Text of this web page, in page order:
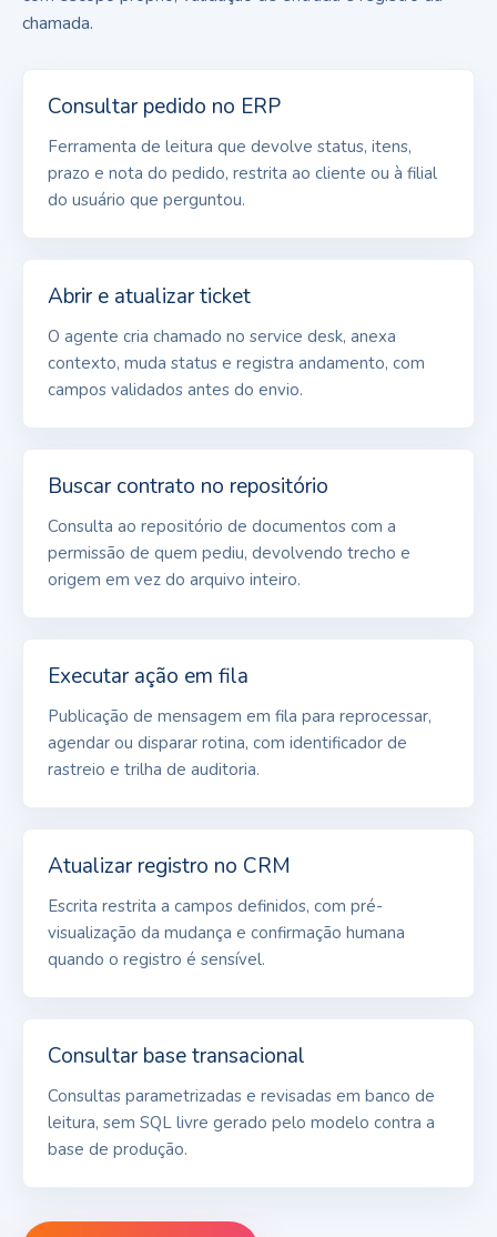
chamada.
Consultar pedido no ERP
Ferramenta de leitura que devolve status, itens,
prazo e nota do pedido, restrita ao cliente ou à filial
do usuário que perguntou.
Abrir e atualizar ticket
O agente cria chamado no service desk, anexa
contexto, muda status e registra andamento, com
campos validados antes do envio.
Buscar contrato no repositório
Consulta ao repositório de documentos com a
permissão de quem pediu, devolvendo trecho e
origem em vez do arquivo inteiro.
Executar ação em fila
Publicação de mensagem em fila para reprocessar,
agendar ou disparar rotina, com identificador de
rastreio e trilha de auditoria.
Atualizar registro no CRM
Escrita restrita a campos definidos, com pré-
visualização da mudança e confirmação humana
quando o registro é sensível.
Consultar base transacional
Consultas parametrizadas e revisadas em banco de
leitura, sem SQL livre gerado pelo modelo contra a
base de produção.